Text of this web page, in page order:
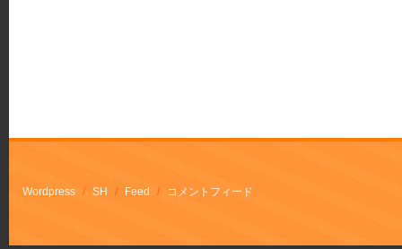
Wordpress / SH / Feed / コメントフィード